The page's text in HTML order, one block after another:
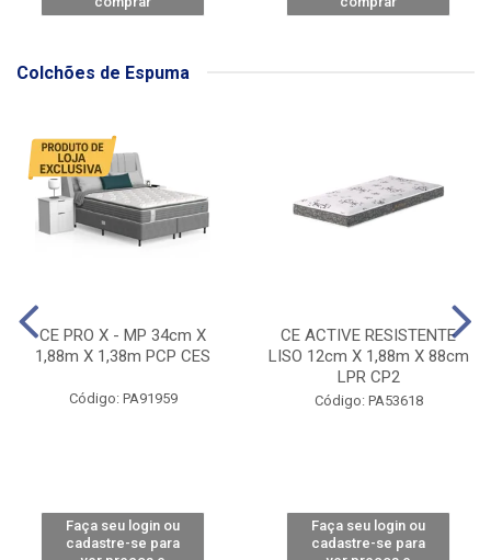
Colchões de Espuma
CE PRO X - MP 34cm X
1,88m X 1,38m PCP CES
Código: PA91959
Faça seu login ou
cadastre-se para
CE ACTIVE RESISTENTE
LISO 12cm X 1,88m X 88cm
LPR CP2
Código: PA53618
Faça seu login ou
cadastre-se para